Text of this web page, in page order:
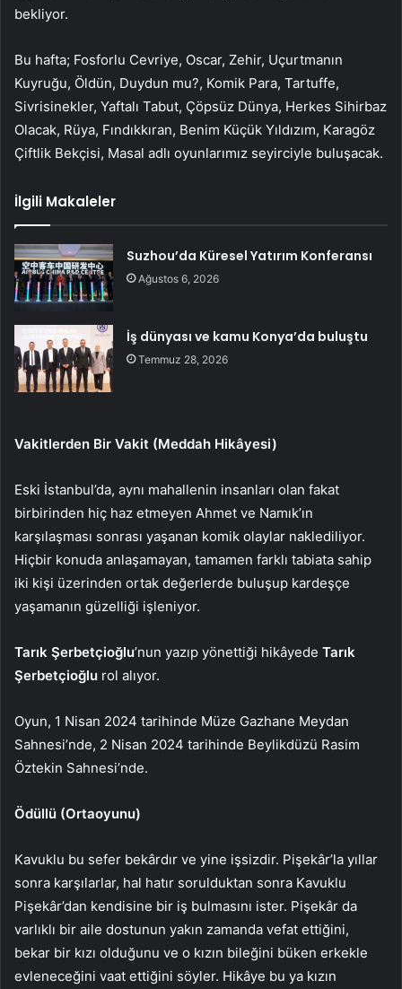
bekliyor.
Bu hafta; Fosforlu Cevriye, Oscar, Zehir, Uçurtmanın
Kuyruğu, Öldün, Duydun mu?, Komik Para, Tartuffe,
Sivrisinekler, Yaftalı Tabut, Çöpsüz Dünya, Herkes Sihirbaz
Olacak, Rüya, Fındıkkıran, Benim Küçük Yıldızım, Karagöz
Çiftlik Bekçisi, Masal adlı oyunlarımız seyirciyle buluşacak.
İlgili Makaleler
Suzhou’da Küresel Yatırım Konferansı
Ağustos 6, 2026
İş dünyası ve kamu Konya’da buluştu
Temmuz 28, 2026
Vakitlerden Bir Vakit (Meddah Hikâyesi)
Eski İstanbul’da, aynı mahallenin insanları olan fakat
birbirinden hiç haz etmeyen Ahmet ve Namık’ın
karşılaşması sonrası yaşanan komik olaylar naklediliyor.
Hiçbir konuda anlaşamayan, tamamen farklı tabiata sahip
iki kişi üzerinden ortak değerlerde buluşup kardeşçe
yaşamanın güzelliği işleniyor.
Tarık Şerbetçioğlu’nun yazıp yönettiği hikâyede Tarık
Şerbetçioğlu rol alıyor.
Oyun, 1 Nisan 2024 tarihinde Müze Gazhane Meydan
Sahnesi’nde, 2 Nisan 2024 tarihinde Beylikdüzü Rasim
Öztekin Sahnesi’nde.
Ödüllü (Ortaoyunu)
Kavuklu bu sefer bekârdır ve yine işsizdir. Pişekâr’la yıllar
sonra karşılarlar, hal hatır sorulduktan sonra Kavuklu
Pişekâr’dan kendisine bir iş bulmasını ister. Pişekâr da
varlıklı bir aile dostunun yakın zamanda vefat ettiğini,
bekar bir kızı olduğunu ve o kızın bileğini büken erkekle
evleneceğini vaat ettiğini söyler. Hikâye bu ya kızın